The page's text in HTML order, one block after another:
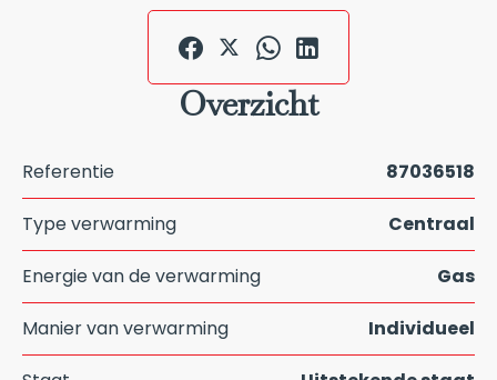
Overzicht
Referentie 87036518
Type verwarming Centraal
Energie van de verwarming Gas
Manier van verwarming Individueel